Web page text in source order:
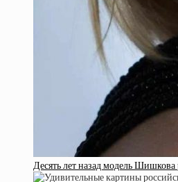
Десять лет назад модель Шишкова